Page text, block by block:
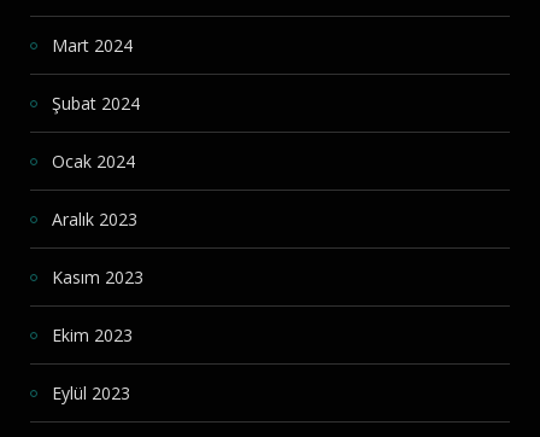
Mart 2024
Şubat 2024
Ocak 2024
Aralık 2023
Kasım 2023
Ekim 2023
Eylül 2023